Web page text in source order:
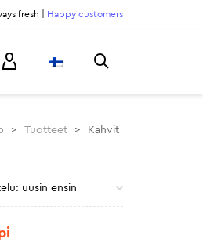
fresh | Happy customers
> Tuotteet > Kahvit